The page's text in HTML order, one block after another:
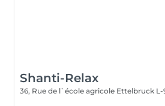
Shanti-Relax
36, Rue de l`école agricole Ettelbruck L-